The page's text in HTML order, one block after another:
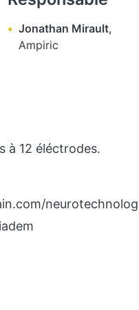
Jonathan Mirault,
Ampiric
à 12 éléctrodes.